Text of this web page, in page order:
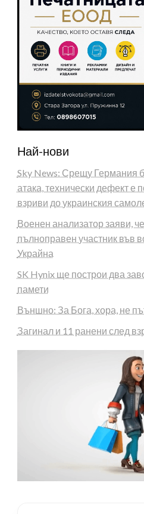
Най-нови
Sky News: Срещу Германия
атака, технически дефект е
взриви до украинския
Военен анализатор заяви,
пълноправен участник във
Украйна
SK Hynix ще построи два
памети
Външно: За Бога, хора, не
Загинал и 11 ранени след